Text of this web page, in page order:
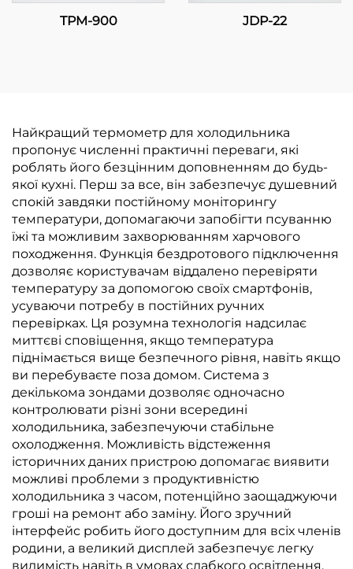
TPM-900 JDP-22
Найкращий термометр для холодильника
пропонує численні практичні переваги, які
роблять його безцінним доповненням до будь-
якої кухні. Перш за все, він забезпечує душевний
спокій завдяки постійному моніторингу
температури, допомагаючи запобігти псуванню
їжі та можливим захворюванням харчового
походження. Функція бездротового підключення
дозволяє користувачам віддалено перевіряти
температуру за допомогою своїх смартфонів,
усуваючи потребу в постійних ручних
перевірках. Ця розумна технологія надсилає
миттєві сповіщення, якщо температура
піднімається вище безпечного рівня, навіть якщо
ви перебуваєте поза домом. Система з
декількома зондами дозволяє одночасно
контролювати різні зони всередині
холодильника, забезпечуючи стабільне
охолодження. Можливість відстеження
історичних даних пристрою допомагає виявити
можливі проблеми з продуктивністю
холодильника з часом, потенційно заощаджуючи
гроші на ремонт або заміну. Його зручний
інтерфейс робить його доступним для всіх членів
родини, а великий дисплей забезпечує легку
видимість навіть в умовах слабкого освітлення.